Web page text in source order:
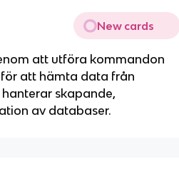
New cards
att utföra kommandon
att hämta data från
skapande,
av databaser.